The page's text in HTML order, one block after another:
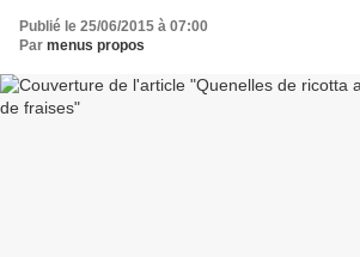
Publié le 25/06/2015 à 07:00
Par menus propos